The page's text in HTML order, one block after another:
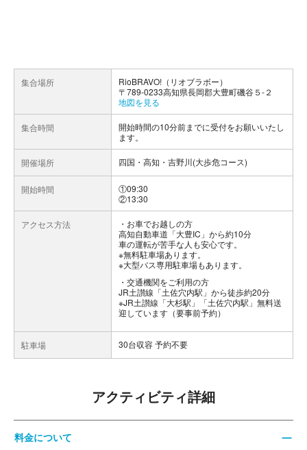
集合場所
RioBRAVO!（リオブラボー）
〒789-0233高知県長岡郡大豊町磯谷５-２
地図を見る
集合時間
開始時間の10分前までに受付をお願いいたし
ます。
開催場所 四国・高知・吉野川(大歩危コース)
開始時間
①09:30
②13:30
アクセス方法
お車でお越しの方
高知自動車道「大豊IC」から約10分
車の運転が苦手な人も安心です。
※無料駐車場あります。
※大型バス専用駐車場もあります。
交通機関をご利用の方
JR土讃線「土佐穴内駅」から徒歩約20分
※JR土讃線「大杉駅」「土佐穴内駅」無料送
迎しています（要事前予約）
駐車場 30台収容 予約不要
アクティビティ詳細
料金について